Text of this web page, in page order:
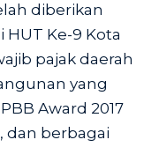
diberikan
Ke-9 Kota
pajak daerah
yang
Award 2017
dan berbagai